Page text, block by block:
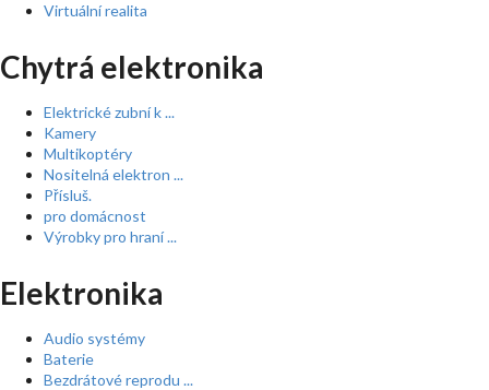
Virtuální realita
Chytrá elektronika
Elektrické zubní k ...
Kamery
Multikoptéry
Nositelná elektron ...
Přísluš.
pro domácnost
Výrobky pro hraní ...
Elektronika
Audio systémy
Baterie
Bezdrátové reprodu ...